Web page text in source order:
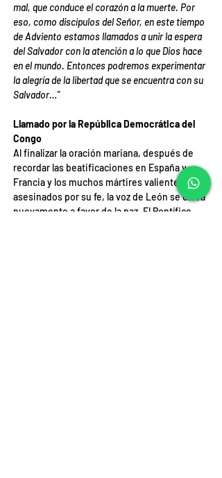
mal, que conduce el corazón a la muerte. Por
eso, como discípulos del Señor, en este tiempo
de Adviento estamos llamados a unir la espera
del Salvador con la atención a lo que Dios hace
en el mundo. Entonces podremos experimentar
la alegría de la libertad que se encuentra con su
Salvador…"
Llamado por la República Democrática del
Congo
Al finalizar la oración mariana, después de
recordar las beatificaciones en España y
Francia y los muchos mártires valientes
asesinados por su fe, la voz de León se eleva
nuevamente a favor de la paz. El Pontífice